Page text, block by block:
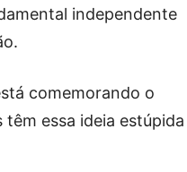
independente
comemorando o
têm essa ideia estúpida